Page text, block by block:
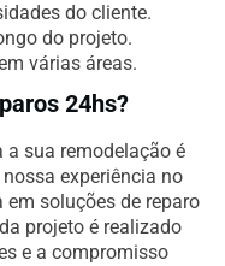
do cliente.
do projeto.
várias áreas.
24hs?
a sua remodelação é
experiência no
soluções de reparo
projeto é realizado
e a compromisso